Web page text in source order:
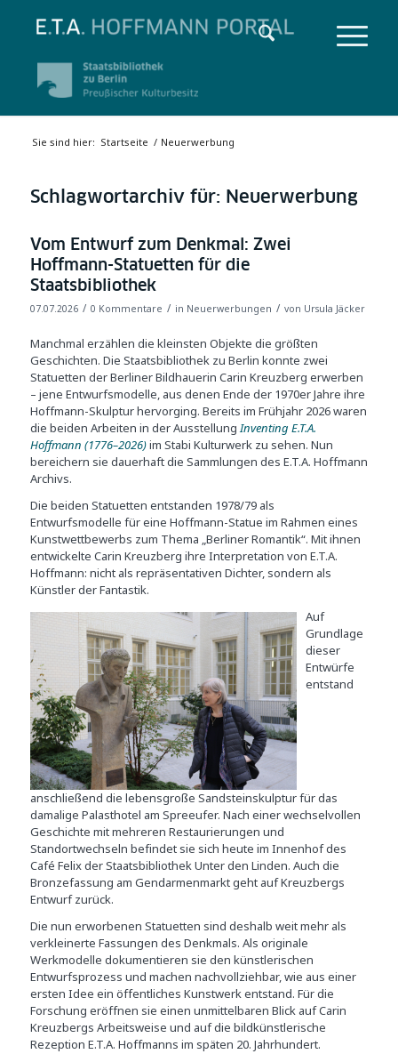
Sie sind hier: Startseite / Neuerwerbung
Schlagwortarchiv für: Neuerwerbung
Vom Entwurf zum Denkmal: Zwei
Hoffmann-Statuetten für die
Staatsbibliothek
07.07.2026 / 0 Kommentare / in Neuerwerbungen / von Ursula Jäcker
Manchmal erzählen die kleinsten Objekte die größten
Geschichten. Die Staatsbibliothek zu Berlin konnte zwei
Statuetten der Berliner Bildhauerin Carin Kreuzberg erwerben
– jene Entwurfsmodelle, aus denen Ende der 1970er Jahre ihre
Hoffmann-Skulptur hervorging. Bereits im Frühjahr 2026 waren
die beiden Arbeiten in der AusstellungInventing E.T.A.
Hoffmann (1776–2026)im Stabi Kulturwerk zu sehen. Nun
bereichern sie dauerhaft die Sammlungen des E.T.A. Hoffmann
Archivs.
Die beiden Statuetten entstanden 1978/79 als
Entwurfsmodelle für eine Hoffmann-Statue im Rahmen eines
Kunstwettbewerbs zum Thema „Berliner Romantik“. Mit ihnen
entwickelte Carin Kreuzberg ihre Interpretation von E.T.A.
Hoffmann: nicht als repräsentativen Dichter, sondern als
Künstler der Fantastik.
Auf
Grundlage
dieser
Entwürfe
entstand
anschließend die lebensgroße Sandsteinskulptur für das
damalige Palasthotel am Spreeufer. Nach einer wechselvollen
Geschichte mit mehreren Restaurierungen und
Standortwechseln befindet sie sich heute im Innenhof des
Café Felix der Staatsbibliothek Unter den Linden. Auch die
Bronzefassung am Gendarmenmarkt geht auf Kreuzbergs
Entwurf zurück.
Die nun erworbenen Statuetten sind deshalb weit mehr als
verkleinerte Fassungen des Denkmals. Als originale
Werkmodelle dokumentieren sie den künstlerischen
Entwurfsprozess und machen nachvollziehbar, wie aus einer
ersten Idee ein öffentliches Kunstwerk entstand. Für die
Forschung eröffnen sie einen unmittelbaren Blick auf Carin
Kreuzbergs Arbeitsweise und auf die bildkünstlerische
Rezeption E.T.A. Hoffmanns im späten 20. Jahrhundert.